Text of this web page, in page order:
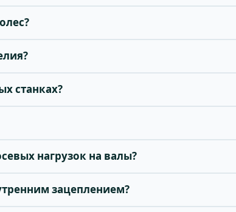
станках?
нагрузок на валы?
зацеплением?